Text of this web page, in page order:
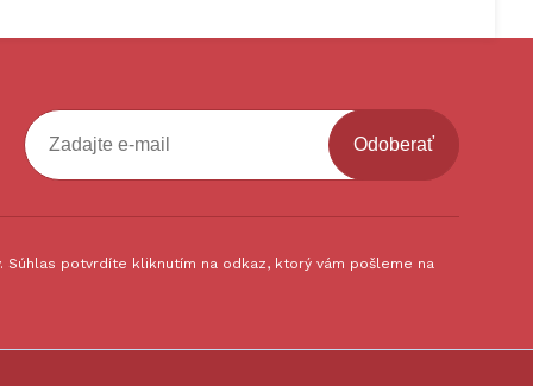
Odoberať
potvrdíte kliknutím na odkaz, ktorý vám pošleme na